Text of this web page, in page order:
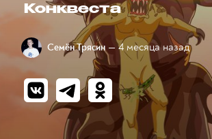
Конквеста
Семён Трясин — 4 месяца назад